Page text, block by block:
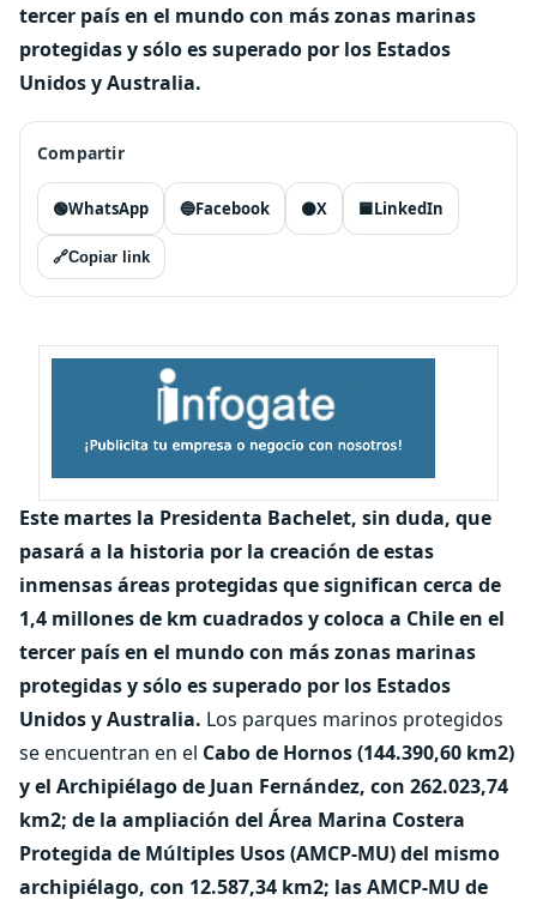
tercer país en el mundo con más zonas marinas
protegidas y sólo es superado por los Estados
Unidos y Australia.
Compartir
🟢WhatsApp 🔵Facebook ⚫X 🟦LinkedIn
🔗Copiar link
Este martes la Presidenta Bachelet, sin duda, que
pasará a la historia por la creación de estas
inmensas áreas protegidas que significan cerca de
1,4 millones de km cuadrados y coloca a Chile en el
tercer país en el mundo con más zonas marinas
protegidas y sólo es superado por los Estados
Unidos y Australia. Los parques marinos protegidos
se encuentran en el Cabo de Hornos (144.390,60 km2)
y el Archipiélago de Juan Fernández, con 262.023,74
km2; de la ampliación del Área Marina Costera
Protegida de Múltiples Usos (AMCP-MU) del mismo
archipiélago, con 12.587,34 km2; las AMCP-MU de